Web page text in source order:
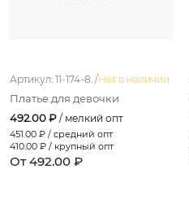
Артикул: 11-174-8. /Нет в наличии
Платье для девочки
492.00 ₽ / мелкий опт
451.00 ₽ / средний опт
410.00 ₽ / крупный опт
От 492.00 ₽